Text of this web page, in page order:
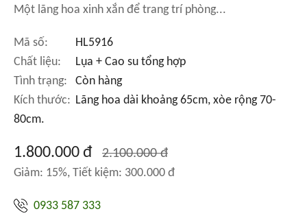
Một lãng hoa xinh xắn để trang trí phòng...
Mã số:
HL5916
Chất liệu:
Lụa + Cao su tổng hợp
Tình trạng:
Còn hàng
Kích thước: Lãng hoa dài khoảng 65cm, xòe rộng 70-
80cm.
1.800.000 đ 2.100.000 đ
Giảm: 15%, Tiết kiệm: 300.000 đ
0933 587 333